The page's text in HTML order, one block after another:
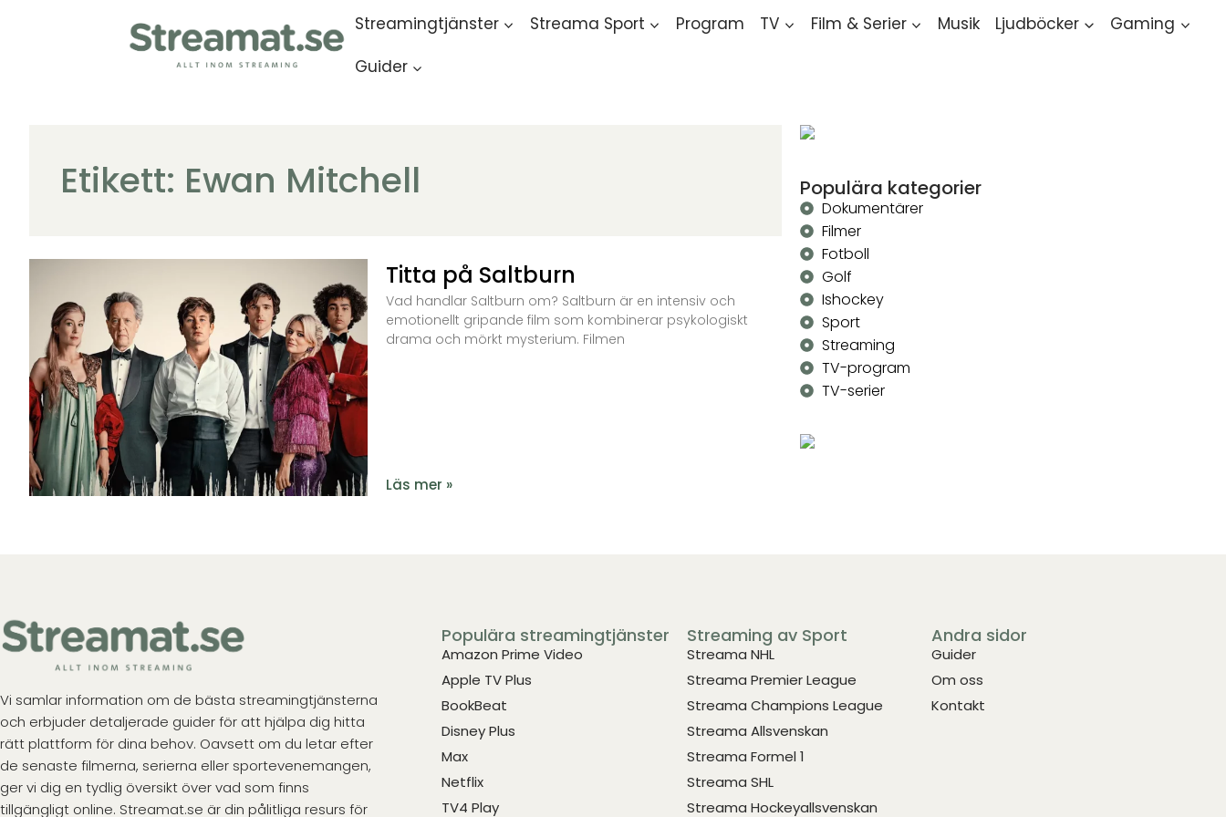
Streamingtjänster Streama Sport Program TV Film & Serier Musik Ljudböcker
Gaming
Guider
Etikett: Ewan Mitchell
Titta på Saltburn
Vad handlar Saltburn om? Saltburn är en intensiv och
emotionellt gripande film som kombinerar psykologiskt
drama och mörkt mysterium. Filmen
Läs mer »
Populära kategorier
Dokumentärer
Filmer
Fotboll
Golf
Ishockey
Sport
Streaming
TV-program
TV-serier
Vi samlar information om de bästa streamingtjänsterna
och erbjuder detaljerade guider för att hjälpa dig hitta
rätt plattform för dina behov. Oavsett om du letar efter
de senaste filmerna, serierna eller sportevenemangen,
ger vi dig en tydlig översikt över vad som finns
tillgängligt online. Streamat.se är din pålitliga resurs för
Populära streamingtjänster
Amazon Prime Video
Apple TV Plus
BookBeat
Disney Plus
Max
Netflix
TV4 Play
Streaming av Sport
Streama NHL
Streama Premier League
Streama Champions League
Streama Allsvenskan
Streama Formel 1
Streama SHL
Streama Hockeyallsvenskan
Andra sidor
Guider
Om oss
Kontakt